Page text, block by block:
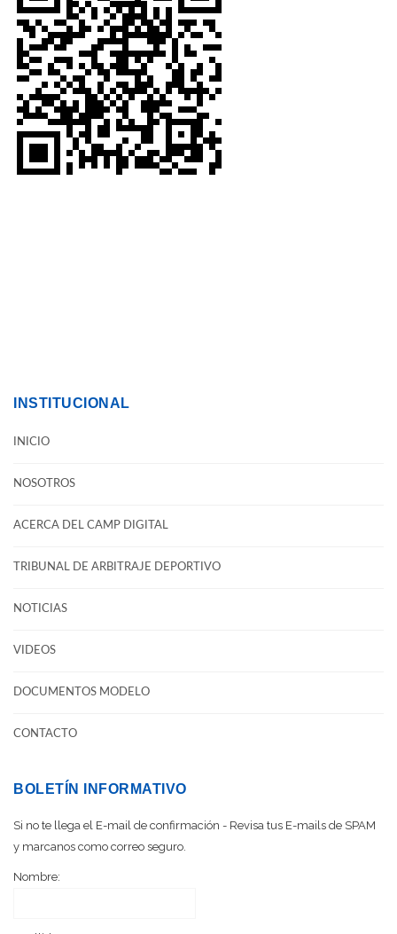
INSTITUCIONAL
INICIO
NOSOTROS
ACERCA DEL CAMP DIGITAL
TRIBUNAL DE ARBITRAJE DEPORTIVO
NOTICIAS
VIDEOS
DOCUMENTOS MODELO
CONTACTO
BOLETÍN INFORMATIVO
Si no te llega el E-mail de confirmación - Revisa tus E-mails de SPAM
y marcanos como correo seguro.
Nombre: